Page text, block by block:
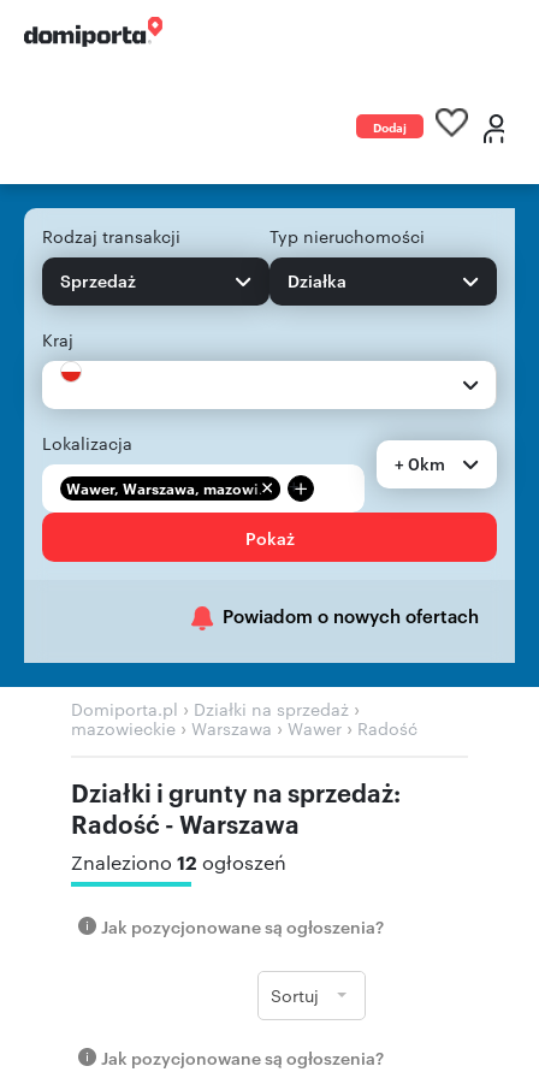
Dodaj
Rodzaj transakcji
Sprzedaż
Typ nieruchomości
Działka
Kraj
Lokalizacja
Wawer, Warszawa, mazowi... +
+ 0km
Pokaż
Powiadom o nowych ofertach
Domiporta.pl › Działki na sprzedaż ›
mazowieckie › Warszawa ›Wawer › Radość
Działki i grunty na sprzedaż:
Radość - Warszawa
Znaleziono 12 ogłoszeń
Jak pozycjonowane są ogłoszenia?
Sortuj
Jak pozycjonowane są ogłoszenia?